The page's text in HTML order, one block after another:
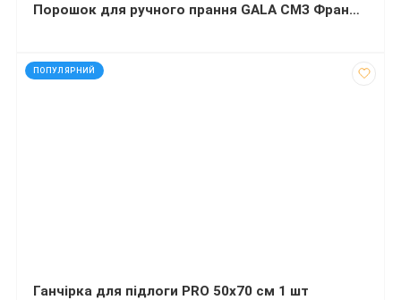
Порошок для ручного прання GALA СМЗ Французький аромат 400 г
ПОПУЛЯРНИЙ
код: 927666
Ганчірка для підлоги PRO 50х70 см 1 шт